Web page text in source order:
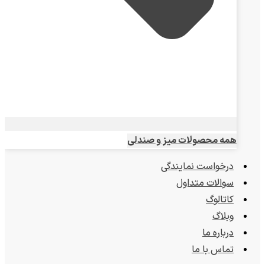
همه محصولات میز و صندلی
درخواست نمایندگی
سوالات متداول
کاتالوگ
وبلاگ
درباره ما
تماس با ما